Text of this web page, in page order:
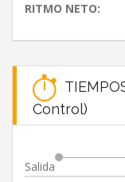
RITMO NETO:
Control)
Salida